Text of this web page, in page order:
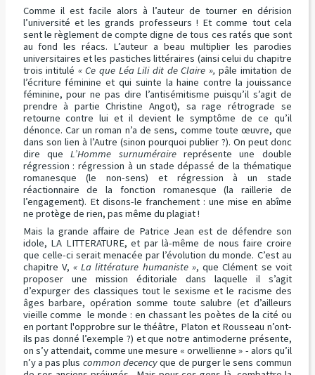
Comme il est facile alors à l’auteur de tourner en dérision
l’université et les grands professeurs ! Et comme tout cela
sent le règlement de compte digne de tous ces ratés que sont
au fond les réacs. L’auteur a beau multiplier les parodies
universitaires et les pastiches littéraires (ainsi celui du chapitre
trois intitulé « Ce que Léa Lili dit de Claire », pâle imitation de
l’écriture féminine et qui suinte la haine contre la jouissance
féminine, pour ne pas dire l’antisémitisme puisqu’il s’agit de
prendre à partie Christine Angot), sa rage rétrograde se
retourne contre lui et il devient le symptôme de ce qu’il
dénonce. Car un roman n’a de sens, comme toute œuvre, que
dans son lien à l’Autre (sinon pourquoi publier ?). On peut donc
dire queL’Homme surnumérairereprésente une double
régression : régression à un stade dépassé de la thématique
romanesque (le non-sens) et régression à un stade
réactionnaire de la fonction romanesque (la raillerie de
l’engagement). Et disons-le franchement : une mise en abîme
ne protège de rien, pas même du plagiat !
Mais la grande affaire de Patrice Jean est de défendre son
idole, LA LITTERATURE, et par là-même de nous faire croire
que celle-ci serait menacée par l’évolution du monde. C’est au
chapitre V, « La littérature humaniste », que Clément se voit
proposer une mission éditoriale dans laquelle il s’agit
d’expurger des classiques tout le sexisme et le racisme des
âges barbare, opération somme toute salubre (et d’ailleurs
vieille comme le monde : en chassant les poètes de la cité ou
en portant l'opprobre sur le théâtre, Platon et Rousseau n’ont-
ils pas donné l’exemple ?) et que notre antimoderne présente,
on s’y attendait, comme une mesure « orwellienne » - alors qu’il
n’y a pas plus common decencyque de purger le sens commun